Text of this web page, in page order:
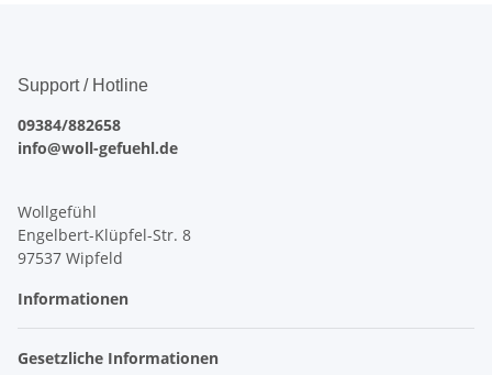
Support / Hotline
09384/882658
info@woll-gefuehl.de
Wollgefühl
Engelbert-Klüpfel-Str. 8
97537 Wipfeld
Informationen
Gesetzliche Informationen